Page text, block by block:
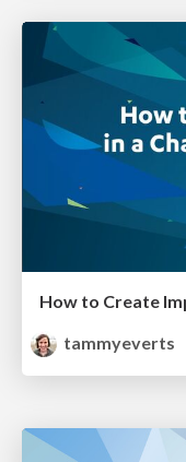
tammyeverts